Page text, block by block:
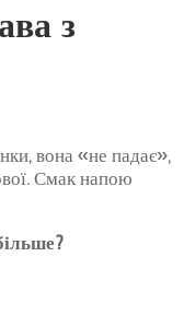
з
вона «не падає»,
Смак напою